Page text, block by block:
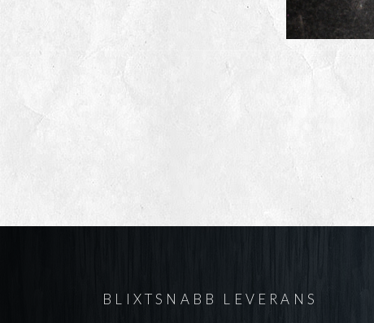
BLIXTSNABB LEVERANS